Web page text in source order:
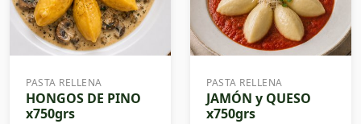
PASTA RELLENA
HONGOS DE PINO
x750grs
PASTA RELLENA
JAMÓN y QUESO
x750grs